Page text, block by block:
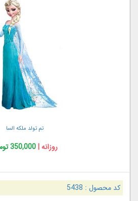
تم تولد ملکه السا
روزانه |350,000 تومان
کد محصول : 5438